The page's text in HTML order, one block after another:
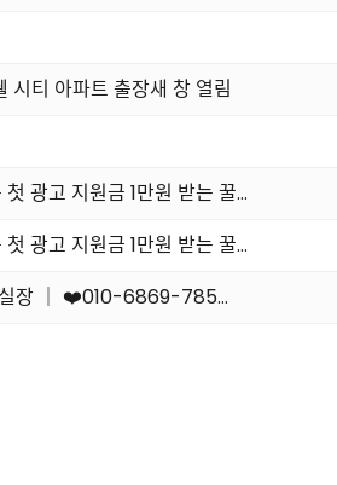
시티 아파트 출장새 창 열림
광고 지원금 1만원 받는 꿀…
광고 지원금 1만원 받는 꿀…
장 ｜ ❤️010-6869-785…